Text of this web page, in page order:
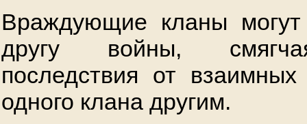
Враждующие кланы могут
другу войны,
последствия от
одного клана другим.